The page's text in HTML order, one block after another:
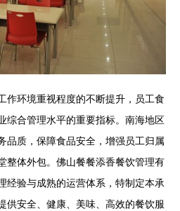
作环境重视程度的不断提升，员工食
综合管理水平的重要指标。南海地区
品质，保障食品安全，增强员工归属
整体外包。佛山餐餐添香餐饮管理有
经验与成熟的运营体系，特制定本承
供安全、健康、美味、高效的餐饮服